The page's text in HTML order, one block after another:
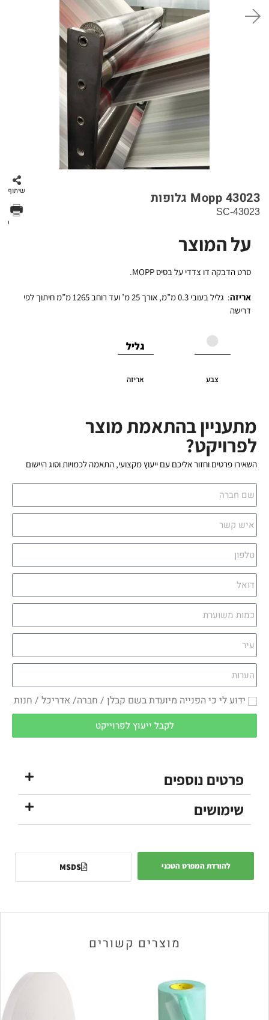
שיתוף Mopp 43023 גלופות
הדפס
SC-43023
על המוצר
סרט הדבקה דו צדדי על בסיס MOPP.
אריזה
: גליל בעובי 0.3 מ”מ, אורך 25 מ’ ועד רוחב 1265 מ”מ חיתוך לפי
דרישה
צבע
גליל
אריזה
מתעניין בהתאמת מוצר
לפרויקט?
השאירו פרטים וחזור אליכם עם ייעוץ מקצועי, התאמה לכמויות וסוג היישום
ידוע לי כי הפנייה מיועדת בשם קבלן / חברה/ אדריכל / חנות
לקבל ייעוץ לפרוייקט
פרטים נוספים
שימושים
להורדת המפרט הטכני MSDS
מוצרים קשורים
סל קניות